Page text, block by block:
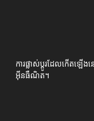
ការផ្លាស់ប្តូរដែលកើតឡ
អ៊ីនធឺណិត។